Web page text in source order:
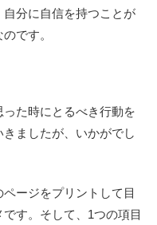
分に自信を持つことが
です。
た時にとるべき行動を
ましたが、いかがでし
ージをプリントして目
す。そして、1つの項目